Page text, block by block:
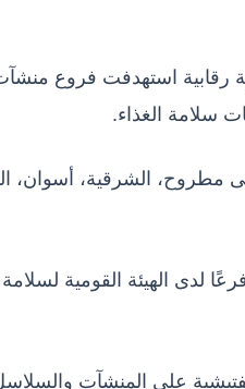
الرقابة على السلاسل التجارية، فقد تم تنفيذ 28 مأمورية رقابية استهدفت فروع
سلامة الغذاء.
مطروح، الشرقية، أسوان،
هذه الجهود عن تسجيل 10 فروع جديدة ليصل إجمالي العدد إلى 2137 فرعًا لدى الهيئة القومية لسلامة
على المنشآت